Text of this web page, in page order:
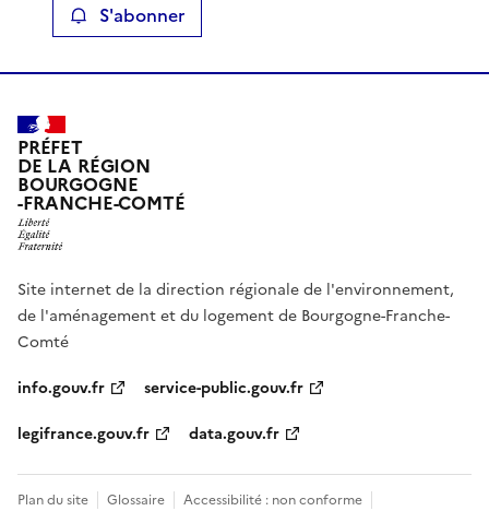
S'abonner
PRÉFET
DE LA RÉGION
BOURGOGNE
-FRANCHE-COMTÉ
Site internet de la direction régionale de l'environnement,
de l'aménagement et du logement de Bourgogne-Franche-
Comté
info.gouv.fr
service-public.gouv.fr
legifrance.gouv.fr
data.gouv.fr
Plan du site Glossaire Accessibilité : non conforme